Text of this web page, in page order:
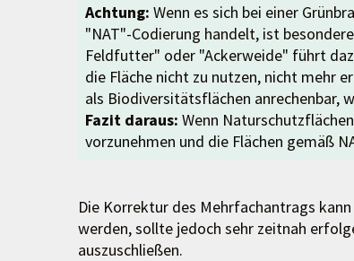
Achtung: Wenn es sich bei einer
"NAT"-Codierung handelt, ist
Feldfutter" oder "Ackerweide" führt
die Fläche nicht zu nutzen, nicht mehr
als Biodiversitätsflächen anrechenbar,
Fazit daraus: Wenn
vorzunehmen und die Flächen gemäß
Die Korrektur des Mehrfachantrags
werden, sollte jedoch sehr zeitnah
auszuschließen.